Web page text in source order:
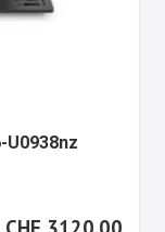
U0938nz
CHF